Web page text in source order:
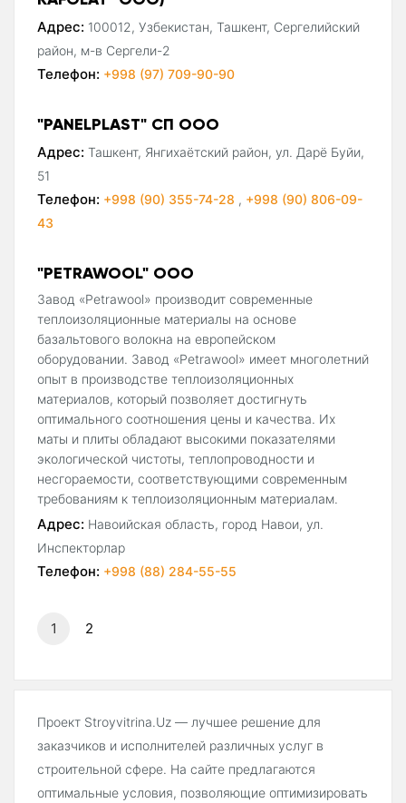
Адрес: 100012, Узбекистан, Ташкент, Сергелийский
район, м-в Сергели-2
Телефон: +998 (97) 709-90-90
"PANELPLAST" СП ООО
Адрес: Ташкент, Янгихаётский район, ул. Дарё Буйи,
51
Телефон: +998 (90) 355-74-28 , +998 (90) 806-09-
43
"PETRAWOOL" ООО
Завод «Petrawool» производит современные
теплоизоляционные материалы на основе
базальтового волокна на европейском
оборудовании. Завод «Petrawool» имеет многолетний
опыт в производстве теплоизоляционных
материалов, который позволяет достигнуть
оптимального соотношения цены и качества. Их
маты и плиты обладают высокими показателями
экологической чистоты, теплопроводности и
несгораемости, соответствующими современным
требованиям к теплоизоляционным материалам.
Адрес: Навоийская область, город Навои, ул.
Инспекторлар
Телефон: +998 (88) 284-55-55
1 2
Проект Stroyvitrina.Uz — лучшее решение для
заказчиков и исполнителей различных услуг в
строительной сфере. На сайте предлагаются
оптимальные условия, позволяющие оптимизировать